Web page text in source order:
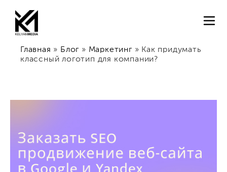
Главная » Блог » Маркетинг» Как придумать
классный логотип для компании?